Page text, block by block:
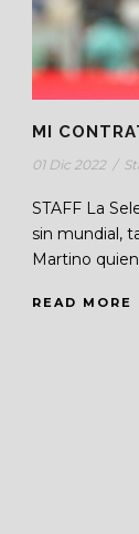
MI
01 Dic 2022 /
STAFF La
sin mundial,
Martino
READ MORE